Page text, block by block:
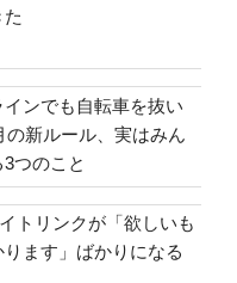
ンでも自転車を抜い
の新ルール、実はみん
つのこと
トリンクが「欲しいも
ます」ばかりになる